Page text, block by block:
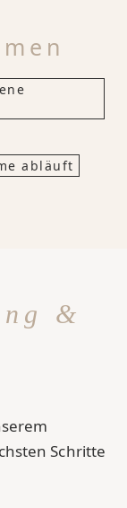
abläuft
&
Schritte